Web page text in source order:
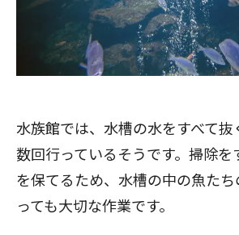
水族館では、水槽の水をすべて抜
数回行っているそうです。掃除を
を保てるため、水槽の中の魚た
っても大切な作業です。